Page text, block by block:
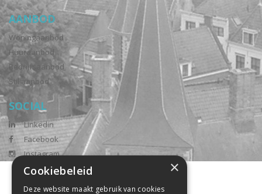
AANBOD
Woningaanbod
Huuraanbod
Bedrijfsaanbod
Stil aanbod
SOCIAL
Linkedin
Facebook
Instagram
×
Cookiebeleid
Deze website maakt gebruik van cookies